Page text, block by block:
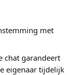
met
chat garandeert
eigenaar tijdelijk